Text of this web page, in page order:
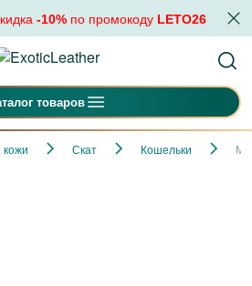
-10%по промокоду LETO26
товаров
кожи Скат Кошельки